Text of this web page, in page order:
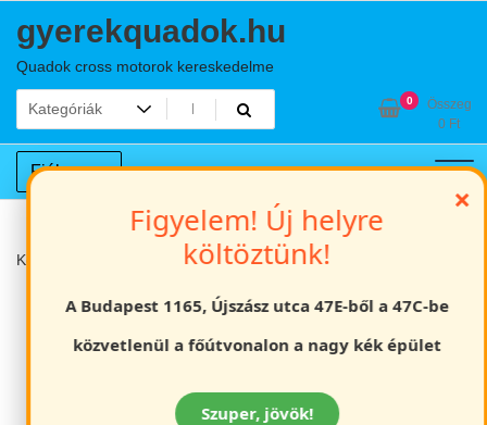
gyerekquadok.hu
Quadok cross motorok kereskedelme
0
Összeg
0 Ft
Fiókom
Kezdőlap 20×10.00-9 quad gumi
×
Figyelem! Új helyre
költöztünk!
A Budapest 1165, Újszász utca 47E-ből a 47C-be
közvetlenül a főútvonalon a nagy kék épület
Szuper, jövök!